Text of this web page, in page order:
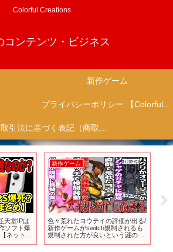
Colorful Creations
コンテンツ・ビジネス
新作ゲーム
プライバシーポリシー 【Colorful Creation】
特定商取引法に基づく表記（商取引に関する開示）
天堂IPは
ソフト爆
ネットの
新作ゲーム
色々荒れたヨウテイの評価が出る/
新作ゲームがswitch規制されるも
規制された方が良いという謎の現